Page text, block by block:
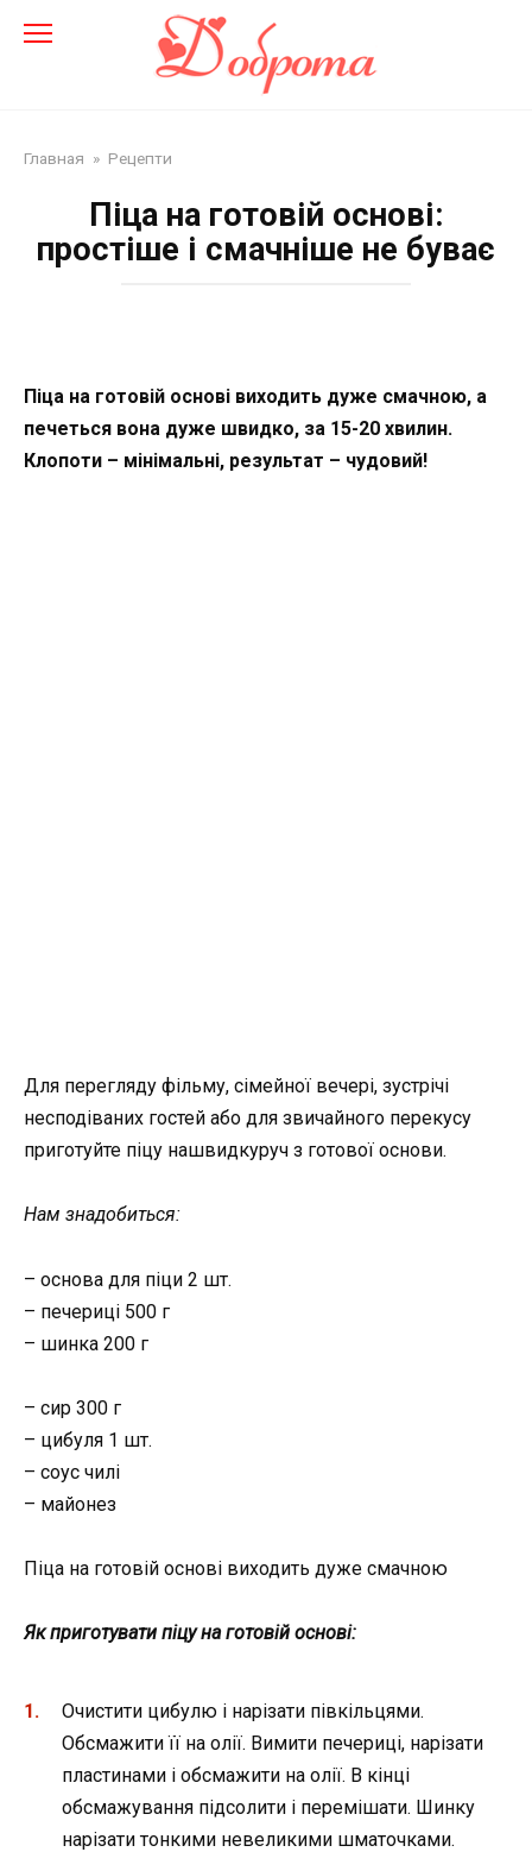
Главная » Рецепти
Піца на готовій основі:
простіше і смачніше не буває
Піца на готовій основі виходить дуже смачною, а
печеться вона дуже швидко, за 15-20 хвилин.
Клопоти – мінімальні, результат – чудовий!
Для перегляду фільму, сімейної вечері, зустрічі
несподіваних гостей або для звичайного перекусу
приготуйте піцу нашвидкуруч з готової основи.
Нам знадобиться:
– основа для піци 2 шт.
– печериці 500 г
– шинка 200 г
– сир 300 г
– цибуля 1 шт.
– соус чилі
– майонез
Піца на готовій основі виходить дуже смачною
Як приготувати піцу на готовій основі:
Очистити цибулю і нарізати півкільцями.
Обсмажити її на олії. Вимити печериці, нарізати
пластинами і обсмажити на олії. В кінці
обсмажування підсолити і перемішати. Шинку
нарізати тонкими невеликими шматочками.